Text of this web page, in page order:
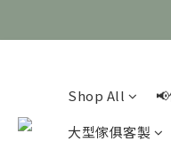
Shop All
大型傢俱客製